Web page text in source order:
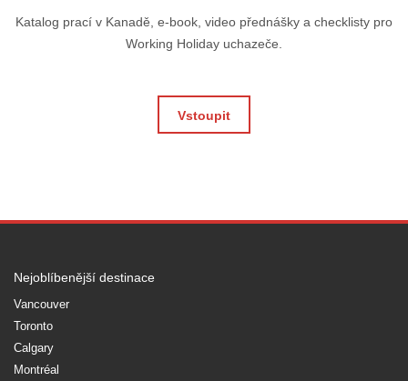
Katalog prací v Kanadě, e-book, video přednášky a checklisty pro
Working Holiday uchazeče.
Vstoupit
Nejoblíbenější destinace
Vancouver
Toronto
Calgary
Montréal